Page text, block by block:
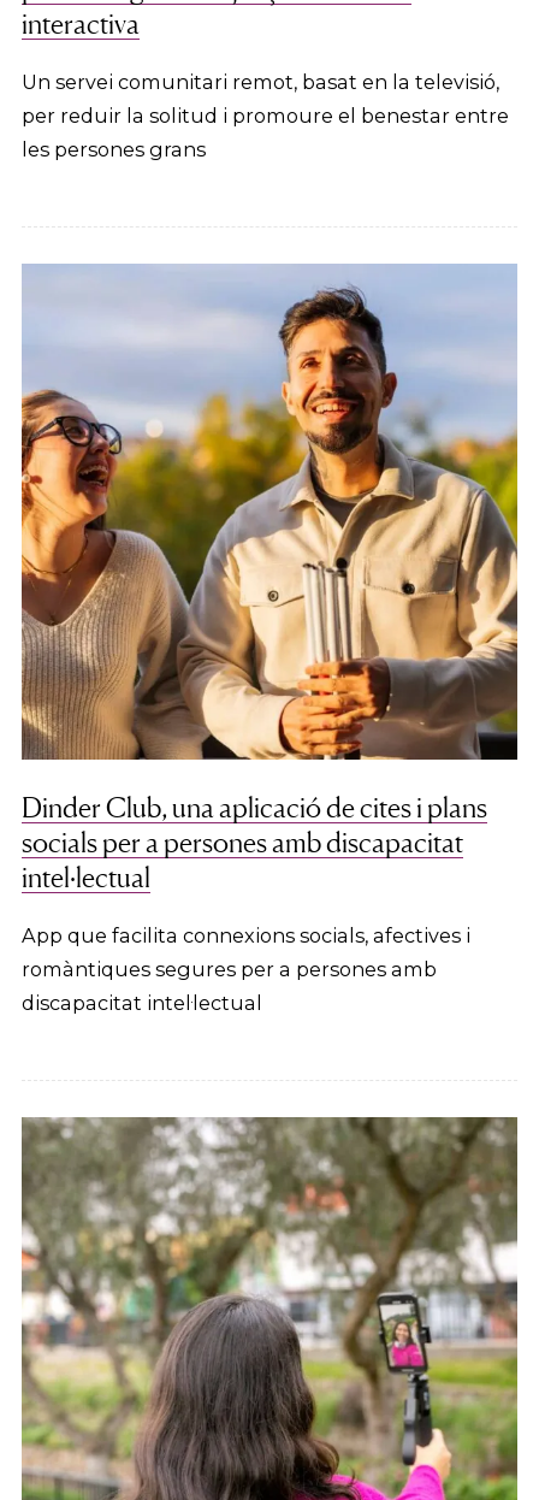
interactiva
Un servei comunitari remot, basat en la televisió,
per reduir la solitud i promoure el benestar entre
les persones grans
Dinder Club, una aplicació de cites i plans
socials per a persones amb discapacitat
intel·lectual
App que facilita connexions socials, afectives i
romàntiques segures per a persones amb
discapacitat intel·lectual